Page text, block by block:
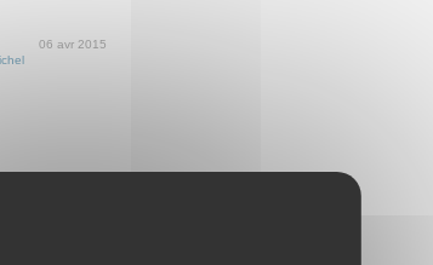
06 avr 2015